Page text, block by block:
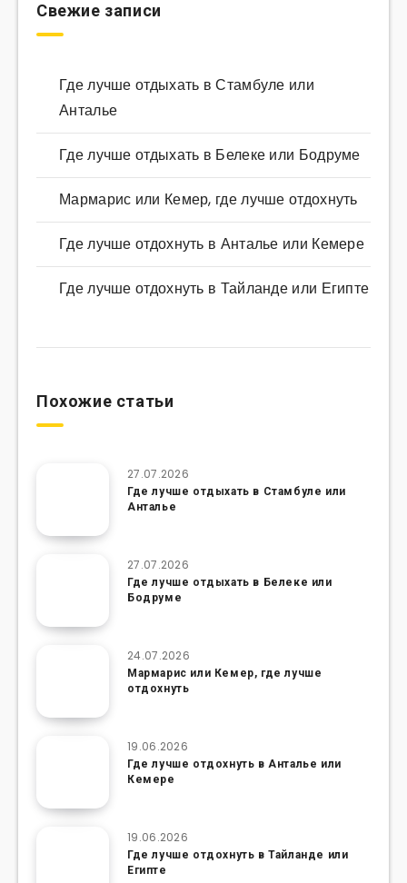
Свежие записи
Где лучше отдыхать в Стамбуле или
Анталье
Где лучше отдыхать в Белеке или Бодруме
Мармарис или Кемер, где лучше отдохнуть
Где лучше отдохнуть в Анталье или Кемере
Где лучше отдохнуть в Тайланде или Египте
Похожие статьи
27.07.2026
Где лучше отдыхать в Стамбуле или
Анталье
27.07.2026
Где лучше отдыхать в Белеке или
Бодруме
24.07.2026
Мармарис или Кемер, где лучше
отдохнуть
19.06.2026
Где лучше отдохнуть в Анталье или
Кемере
19.06.2026
Где лучше отдохнуть в Тайланде или
Египте